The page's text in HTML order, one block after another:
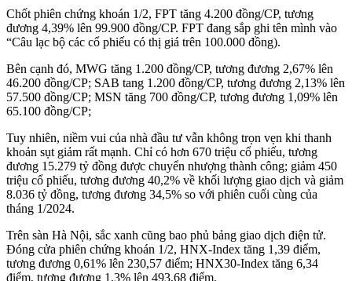
Chốt phiên chứng khoán 1/2, FPT tăng 4.200 đồng/CP, tương
đương 4,39% lên 99.900 đồng/CP. FPT đang sắp ghi tên mình vào
“Câu lạc bộ các cổ phiếu có thị giá trên 100.000 đồng).
Bên cạnh đó, MWG tăng 1.200 đồng/CP, tương đương 2,67% lên
46.200 đồng/CP; SAB tang 1.200 đồng/CP, tương đương 2,13% lên
57.500 đồng/CP; MSN tăng 700 đồng/CP, tương đương 1,09% lên
65.100 đồng/CP;
Tuy nhiên, niềm vui của nhà đầu tư vẫn không trọn vẹn khi thanh
khoản sụt giảm rất mạnh. Chỉ có hơn 670 triệu cổ phiếu, tương
đương 15.279 tỷ đồng được chuyển nhượng thành công; giảm 450
triệu cổ phiếu, tương đương 40,2% về khối lượng giao dịch và giảm
8.036 tỷ đồng, tương đương 34,5% so với phiên cuối cùng của
tháng 1/2024.
Trên sàn Hà Nội, sắc xanh cũng bao phủ bảng giao dịch điện tử.
Đóng cửa phiên chứng khoán 1/2, HNX-Index tăng 1,39 điểm,
tương đương 0,61% lên 230,57 điểm; HNX30-Index tăng 6,34
điểm, tương đương 1,3% lên 493,68 điểm.